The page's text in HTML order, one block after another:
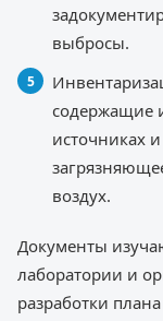
выбросы.
содержащие
источниках
воздух.
Документы
лаборатории и
разработки